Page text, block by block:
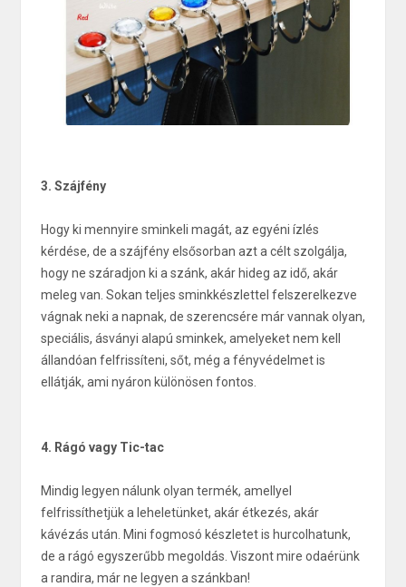
3. Szájfény
Hogy ki mennyire sminkeli magát, az egyéni ízlés
kérdése, de a szájfény elsősorban azt a célt szolgálja,
hogy ne száradjon ki a szánk, akár hideg az idő, akár
meleg van. Sokan teljes sminkkészlettel felszerelkezve
vágnak neki a napnak, de szerencsére már vannak olyan,
speciális, ásványi alapú sminkek, amelyeket nem kell
állandóan felfrissíteni, sőt, még a fényvédelmet is
ellátják, ami nyáron különösen fontos.
4. Rágó vagy Tic-tac
Mindig legyen nálunk olyan termék, amellyel
felfrissíthetjük a leheletünket, akár étkezés, akár
kávézás után. Mini fogmosó készletet is hurcolhatunk,
de a rágó egyszerűbb megoldás. Viszont mire odaérünk
a randira, már ne legyen a szánkban!